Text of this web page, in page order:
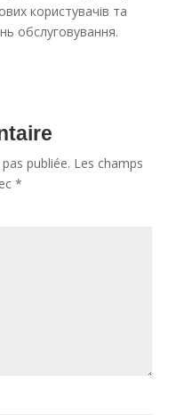
користувачів та
обслуговування.
publiée. Les champs
*